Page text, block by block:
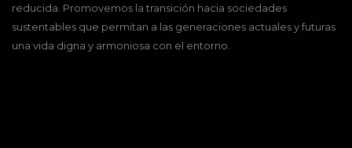
reducida. Promovemos la transición hacia sociedades
sustentables que permitan a las generaciones actuales y futuras
una vida digna y armoniosa con el entorno.